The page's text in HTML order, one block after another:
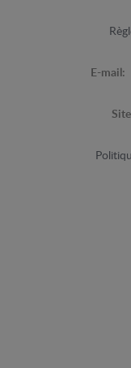
E-mail: